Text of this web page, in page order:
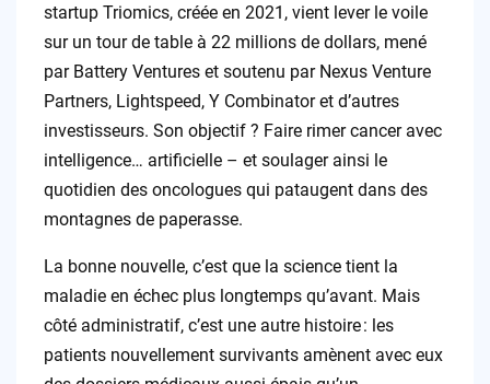
startup Triomics, créée en 2021, vient lever le voile
sur un tour de table à 22 millions de dollars, mené
par Battery Ventures et soutenu par Nexus Venture
Partners, Lightspeed, Y Combinator et d’autres
investisseurs. Son objectif ? Faire rimer cancer avec
intelligence… artificielle – et soulager ainsi le
quotidien des oncologues qui pataugent dans des
montagnes de paperasse.
La bonne nouvelle, c’est que la science tient la
maladie en échec plus longtemps qu’avant. Mais
côté administratif, c’est une autre histoire : les
patients nouvellement survivants amènent avec eux